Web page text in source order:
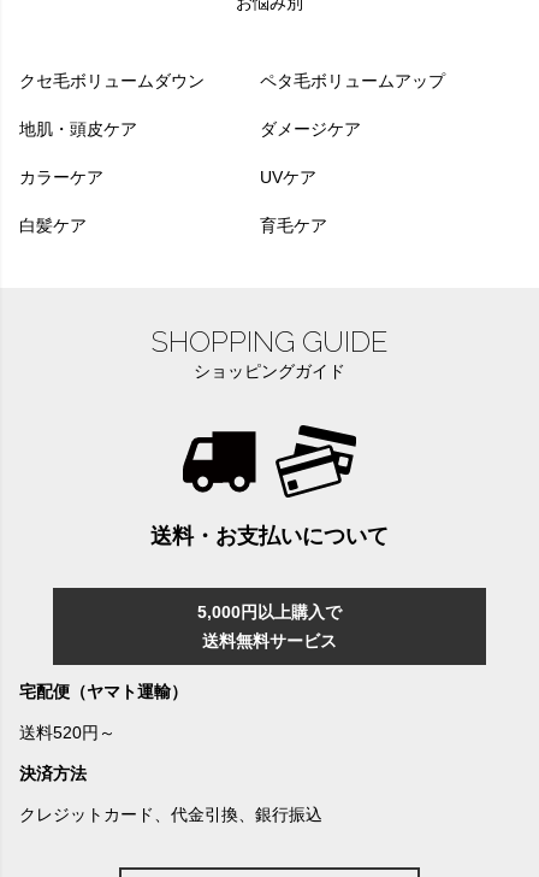
クセ毛ボリュームダウン ペタ毛ボリュームアップ
地肌・頭皮ケア ダメージケア
カラーケア UVケア
白髪ケア 育毛ケア
SHOPPING GUIDE
ショッピングガイド
送料・お支払いについて
5,000円以上購入で
送料無料サービス
宅配便（ヤマト運輸）
送料520円～
決済方法
クレジットカード、代金引換、銀行振込